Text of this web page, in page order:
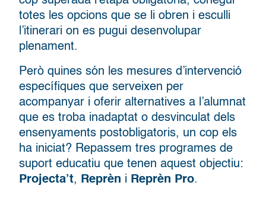
totes les opcions que se li obren i esculli
l’itinerari on es pugui desenvolupar
plenament.
Però quines són les mesures d’intervenció
específiques que serveixen per
acompanyar i oferir alternatives a l’alumnat
que es troba inadaptat o desvinculat dels
ensenyaments postobligatoris, un cop els
ha iniciat? Repassem tres programes de
suport educatiu que tenen aquest objectiu:
Projecta’t, Reprèn i Reprèn Pro.